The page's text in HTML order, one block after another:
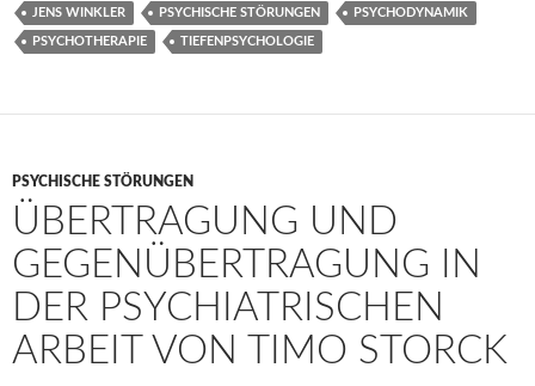
JENS WINKLER PSYCHISCHE STÖRUNGEN PSYCHODYNAMIK
PSYCHOTHERAPIE TIEFENPSYCHOLOGIE
PSYCHISCHE STÖRUNGEN
ÜBERTRAGUNG UND
GEGENÜBERTRAGUNG IN
DER PSYCHIATRISCHEN
ARBEIT VON TIMO STORCK